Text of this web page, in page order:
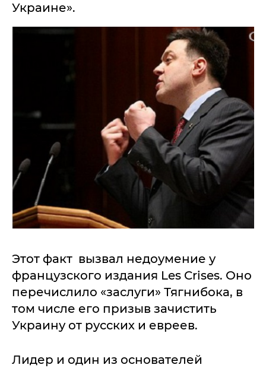
Украине».
Этот факт вызвал недоумение у
французского издания Les Crises. Оно
перечислило «заслуги» Тягнибока, в
том числе его призыв зачистить
Украину от русских и евреев.
Лидер и один из основателей